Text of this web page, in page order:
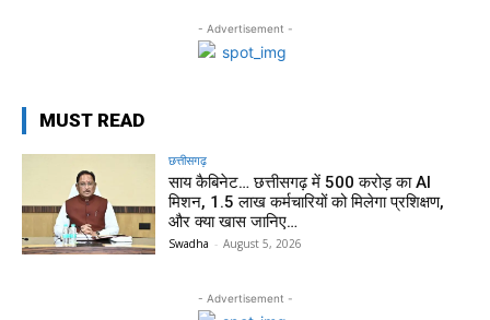
- Advertisement -
MUST READ
छत्तीसगढ़
साय कैबिनेट… छत्तीसगढ़ में 500 करोड़ का AI
मिशन, 1.5 लाख कर्मचारियों को मिलेगा प्रशिक्षण,
और क्या खास जानिए…
Swadha - August 5, 2026
- Advertisement -